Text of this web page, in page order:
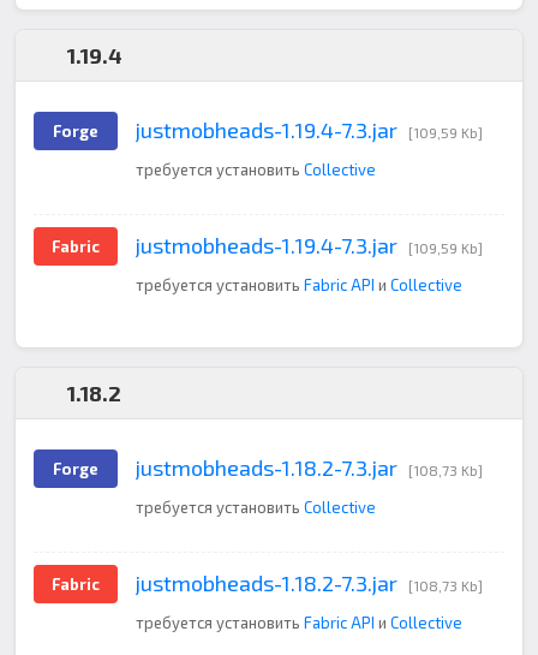
1.19.4
Forge justmobheads-1.19.4-7.3.jar [109,59 Kb]
требуется установить Collective
Fabric justmobheads-1.19.4-7.3.jar [109,59 Kb]
требуется установить Fabric API и Collective
1.18.2
Forge justmobheads-1.18.2-7.3.jar [108,73 Kb]
требуется установить Collective
Fabric justmobheads-1.18.2-7.3.jar [108,73 Kb]
требуется установить Fabric API и Collective